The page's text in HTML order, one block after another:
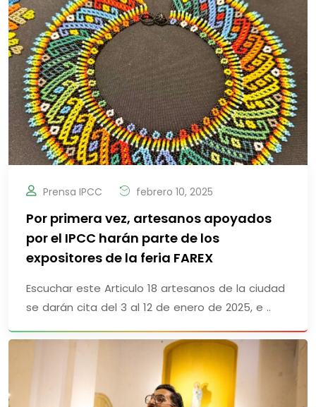
Prensa IPCC febrero 10, 2025
Por primera vez, artesanos apoyados
por el IPCC harán parte de los
expositores de la feria FAREX
Escuchar este Articulo 18 artesanos de la ciudad
se darán cita del 3 al 12 de enero de 2025, e ..